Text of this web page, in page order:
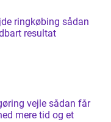
sådan
resultat
vejle sådan får
mere tid og et